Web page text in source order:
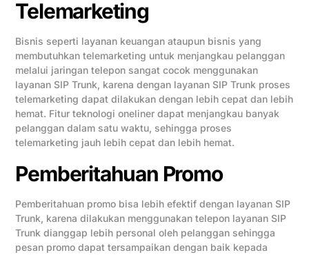
Telemarketing
Bisnis seperti layanan keuangan ataupun bisnis yang
membutuhkan telemarketing untuk menjangkau pelanggan
melalui jaringan telepon sangat cocok menggunakan
layanan SIP Trunk, karena dengan layanan SIP Trunk proses
telemarketing dapat dilakukan dengan lebih cepat dan lebih
hemat. Fitur teknologi oneliner dapat menjangkau banyak
pelanggan dalam satu waktu, sehingga proses
telemarketing jauh lebih cepat dan lebih hemat.
Pemberitahuan Promo
Pemberitahuan promo bisa lebih efektif dengan layanan SIP
Trunk, karena dilakukan menggunakan telepon layanan SIP
Trunk dianggap lebih personal oleh pelanggan sehingga
pesan promo dapat tersampaikan dengan baik kepada